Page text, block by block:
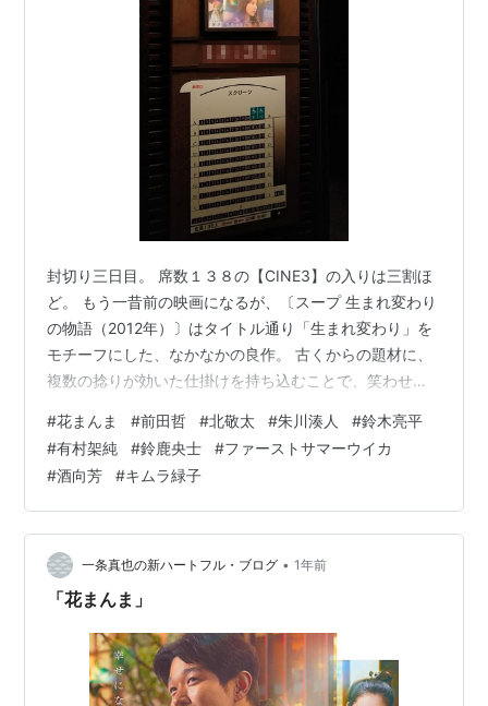
封切り三日目。 席数１３８の【CINE3】の入りは三割ほ
ど。 もう一昔前の映画になるが、〔スープ 生まれ変わり
の物語（2012年）〕はタイトル通り「生まれ変わり」を
モチーフにした、なかなかの良作。 古くからの題材に、
複数の捻りが効いた仕掛けを持ち込むことで、笑わせ
で、本作。「生まれ変わり」とは違った印象を受けるの
は、『加藤フミ子（有村架純）』が見ず知らずの他人の
記憶を語るようになったそもそもが冒頭に示されている
からで、生まれた子供に故人の記憶が入り込んだ、が正
しく思える。 とは言え、手垢のついた構図に変わりはな
く、ではここでの差別化は何かとい…
#花まんま #前田哲 #北敬太 #朱川湊人 #鈴木亮平
#有村架純 #鈴鹿央士 #ファーストサマーウイカ
#酒向芳 #キムラ緑子
一条真也の新ハートフル・ブログ • 1年前
「花まんま」